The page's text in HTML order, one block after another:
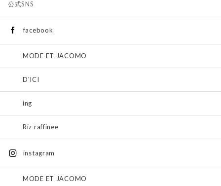
公式SNS
facebook
MODE ET JACOMO
D'ICI
ing
Riz raffinee
instagram
MODE ET JACOMO